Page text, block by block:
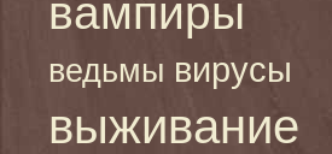
вампиры
ведьмы вирусы
выживание